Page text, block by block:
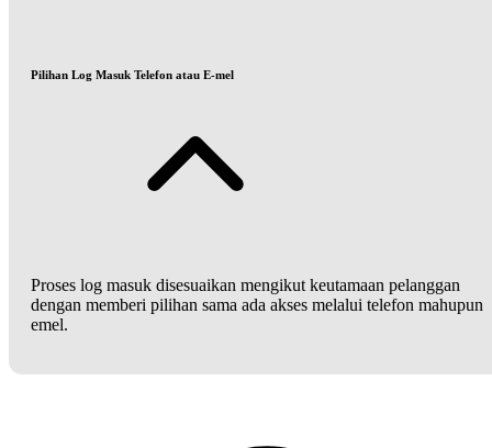
Pilihan Log Masuk Telefon atau E-mel
Proses log masuk disesuaikan mengikut keutamaan pelanggan
dengan memberi pilihan sama ada akses melalui telefon mahupun
emel.